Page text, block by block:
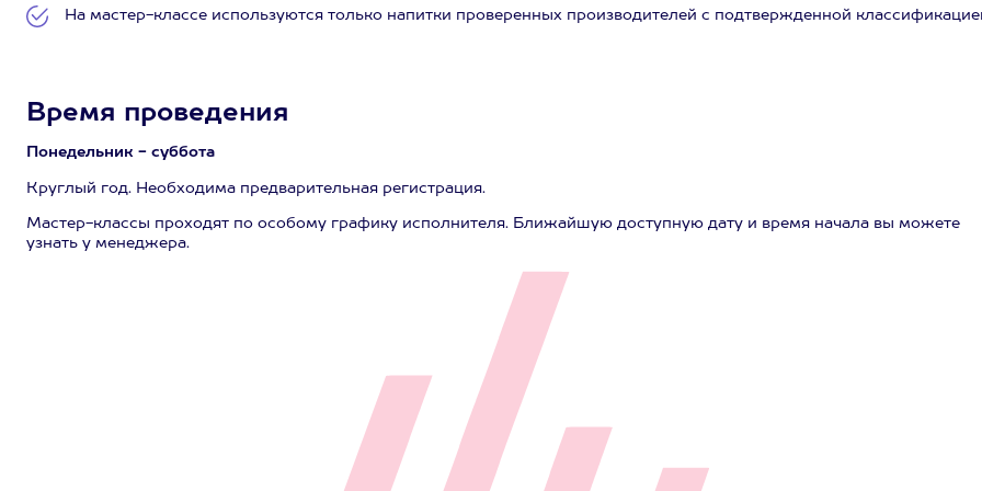
На мастер-классе используются только напитки проверенных производителей с подтвержденной
Время проведения
Понедельник - суббота
Круглый год. Необходима предварительная регистрация.
Мастер-классы проходят по особому графику исполнителя. Ближайшую доступную дату и время начала вы можете
узнать у менеджера.